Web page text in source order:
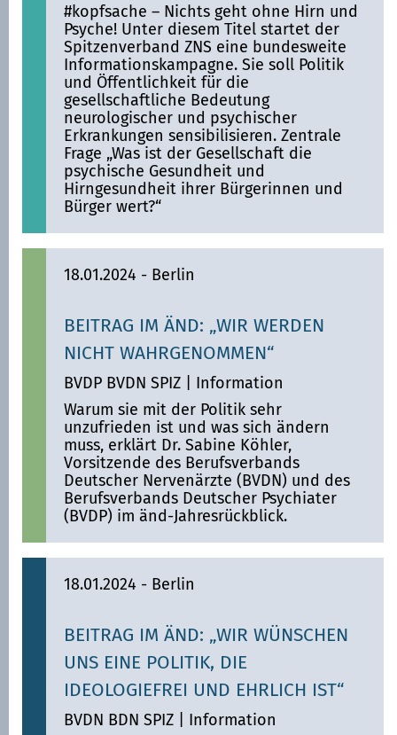
#kopfsache – Nichts geht ohne Hirn und
Psyche! Unter diesem Titel startet der
Spitzenverband ZNS eine bundesweite
Informationskampagne. Sie soll Politik
und Öffentlichkeit für die
gesellschaftliche Bedeutung
neurologischer und psychischer
Erkrankungen sensibilisieren. Zentrale
Frage „Was ist der Gesellschaft die
psychische Gesundheit und
Hirngesundheit ihrer Bürgerinnen und
Bürger wert?“
18.01.2024 - Berlin
BEITRAG IM ÄND: „WIR WERDEN
NICHT WAHRGENOMMEN“
BVDP BVDN SPIZ
Information
Warum sie mit der Politik sehr
unzufrieden ist und was sich ändern
muss, erklärt Dr. Sabine Köhler,
Vorsitzende des Berufsverbands
Deutscher Nervenärzte (BVDN) und des
Berufsverbands Deutscher Psychiater
(BVDP) im änd-Jahresrückblick.
18.01.2024 - Berlin
BEITRAG IM ÄND: „WIR WÜNSCHEN
UNS EINE POLITIK, DIE
IDEOLOGIEFREI UND EHRLICH IST“
BVDN BDN SPIZ
Information